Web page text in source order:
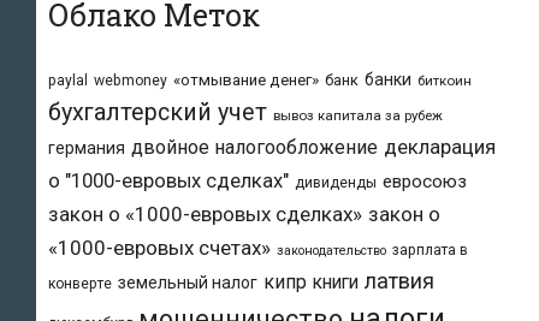
Облако Меток
paylal webmoney «отмывание денег» банк банки биткоин
бухгалтерский учет вывоз капитала за рубеж
германия двойное налогообложение декларация
о "1000-евровых сделках" дивиденды евросоюз
закон о «1000-евровых сделках» закон о
«1000-евровых счетах» законодательство зарплата в
конверте земельный налог кипр книги латвия